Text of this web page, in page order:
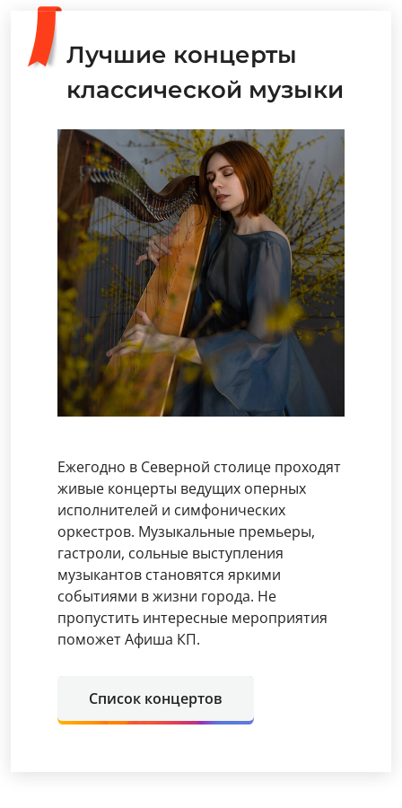
Лучшие концерты
классической музыки
Ежегодно в Северной столице проходят
живые концерты ведущих оперных
исполнителей и симфонических
оркестров. Музыкальные премьеры,
гастроли, сольные выступления
музыкантов становятся яркими
событиями в жизни города. Не
пропустить интересные мероприятия
поможет Афиша КП.
Список концертов